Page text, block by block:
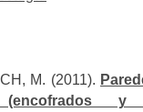
M. (2011).
(encofrados